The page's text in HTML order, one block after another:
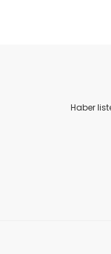
Haber